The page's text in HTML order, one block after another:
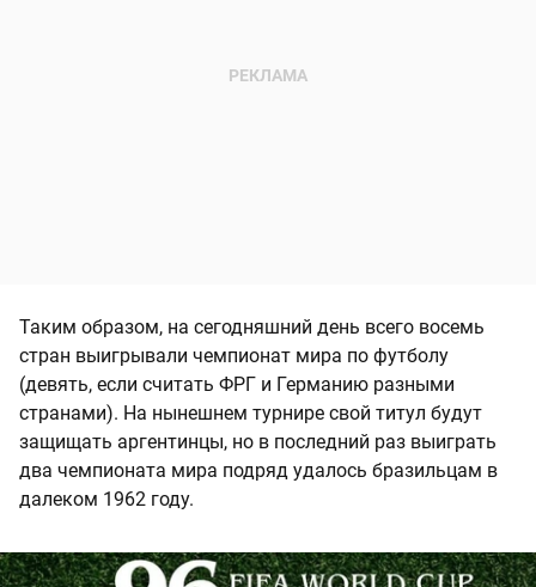
Таким образом, на сегодняшний день всего восемь
стран выигрывали чемпионат мира по футболу
(девять, если считать ФРГ и Германию разными
странами). На нынешнем турнире свой титул будут
защищать аргентинцы, но в последний раз выиграть
два чемпионата мира подряд удалось бразильцам в
далеком 1962 году.